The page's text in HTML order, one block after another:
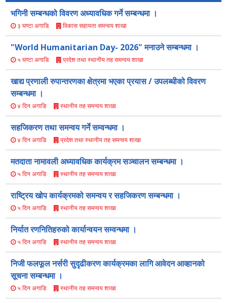
भगिनी सम्बन्धको विवरण अध्यावधिक गर्ने सम्बन्धमा ।
३ घण्टा अगाडि विकास सहायता समन्वय शाखा
"World Humanitarian Day- 2026" मनाउने सम्बन्धमा ।
५ घण्टा अगाडि प्रदेश तथा स्थानीय तह समन्वय शाखा
खाद्य प्रणाली रुपान्तरणका क्षेत्रमा भएका प्रयास / उपलब्धीको विवरण
सम्बन्धमा ।
४ दिन अगाडि स्थानीय तह समन्वय शाखा
सहजिकरण तथा समन्वय गर्ने सम्वन्धमा ।
४ दिन अगाडि प्रदेश तथा स्थानीय तह समन्वय शाखा
मतदाता नामावली अध्यावधिक कार्यक्रम सञ्चालन सम्बन्धमा ।
५ दिन अगाडि स्थानीय तह समन्वय शाखा
राष्ट्रिय खोप कार्यक्रमको समन्वय र सहजिकरण सम्बन्धमा ।
५ दिन अगाडि स्थानीय तह समन्वय शाखा
निर्यात रणनितिहरुको कार्यान्वयन सम्वन्धमा ।
५ दिन अगाडि स्थानीय तह समन्वय शाखा
निजी फलफूल नर्सरी सुदृढीकरण कार्यक्रमका लागि आवेदन आव्हानको
सूचना सम्बन्धमा ।
५ दिन अगाडि स्थानीय तह समन्वय शाखा